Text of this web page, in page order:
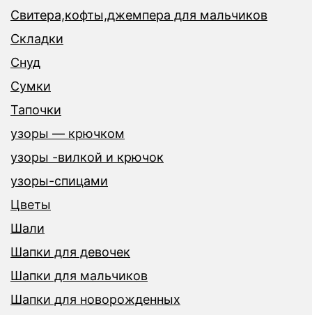
Свитера,кофты,джемпера для мальчиков
Складки
Снуд
Сумки
Тапочки
узоры — крючком
узоры -вилкой и крючок
узоры-спицами
Цветы
Шали
Шапки для девочек
Шапки для мальчиков
Шапки для новорожденных